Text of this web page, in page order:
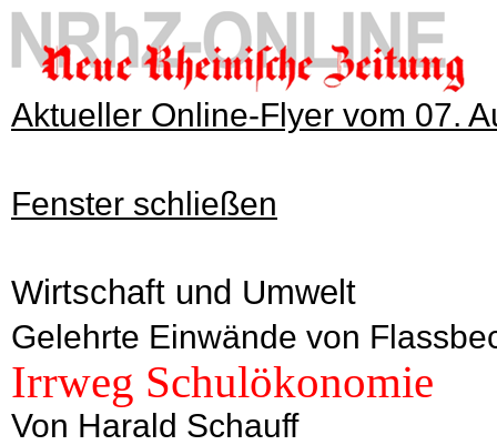
Aktueller Online-Flyer vom 07.
Fenster schließen
Wirtschaft und Umwelt
Gelehrte Einwände von
Irrweg Schulökonomie
Von Harald Schauff